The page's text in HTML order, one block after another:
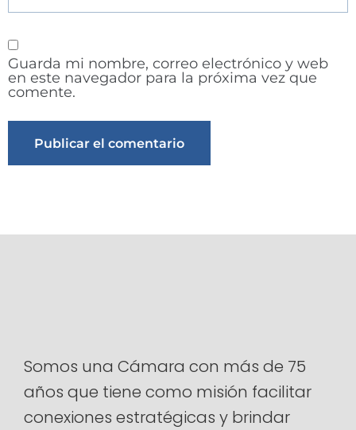
Guarda mi nombre, correo electrónico y web
en este navegador para la próxima vez que
comente.
Somos una Cámara con más de 75
años que tiene como misión facilitar
conexiones estratégicas y brindar